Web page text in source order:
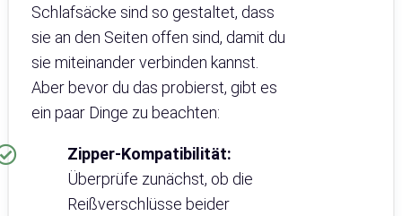
Schlafsäcke sind so gestaltet, dass
sie an den Seiten offen sind, damit du
sie miteinander verbinden kannst.
Aber bevor du das probierst, gibt es
ein paar Dinge zu beachten:
Zipper-Kompatibilität:
Überprüfe zunächst, ob die
Reißverschlüsse beider